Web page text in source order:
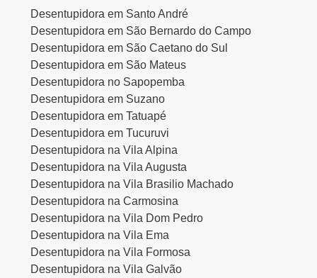
Desentupidora em Santo André
Desentupidora em São Bernardo do Campo
Desentupidora em São Caetano do Sul
Desentupidora em São Mateus
Desentupidora no Sapopemba
Desentupidora em Suzano
Desentupidora em Tatuapé
Desentupidora em Tucuruvi
Desentupidora na Vila Alpina
Desentupidora na Vila Augusta
Desentupidora na Vila Brasilio Machado
Desentupidora na Carmosina
Desentupidora na Vila Dom Pedro
Desentupidora na Vila Ema
Desentupidora na Vila Formosa
Desentupidora na Vila Galvão